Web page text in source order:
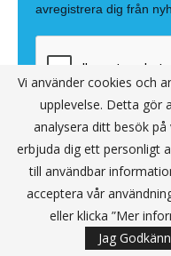
Vi använder cookies och
upplevelse. Detta gör
analysera ditt besök
erbjuda dig ett personligt
till användbar
acceptera vår
eller klicka ”Mer
Jag